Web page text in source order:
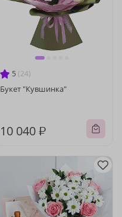
5 (24)
Букет "Кувшинка"
10 040 ₽